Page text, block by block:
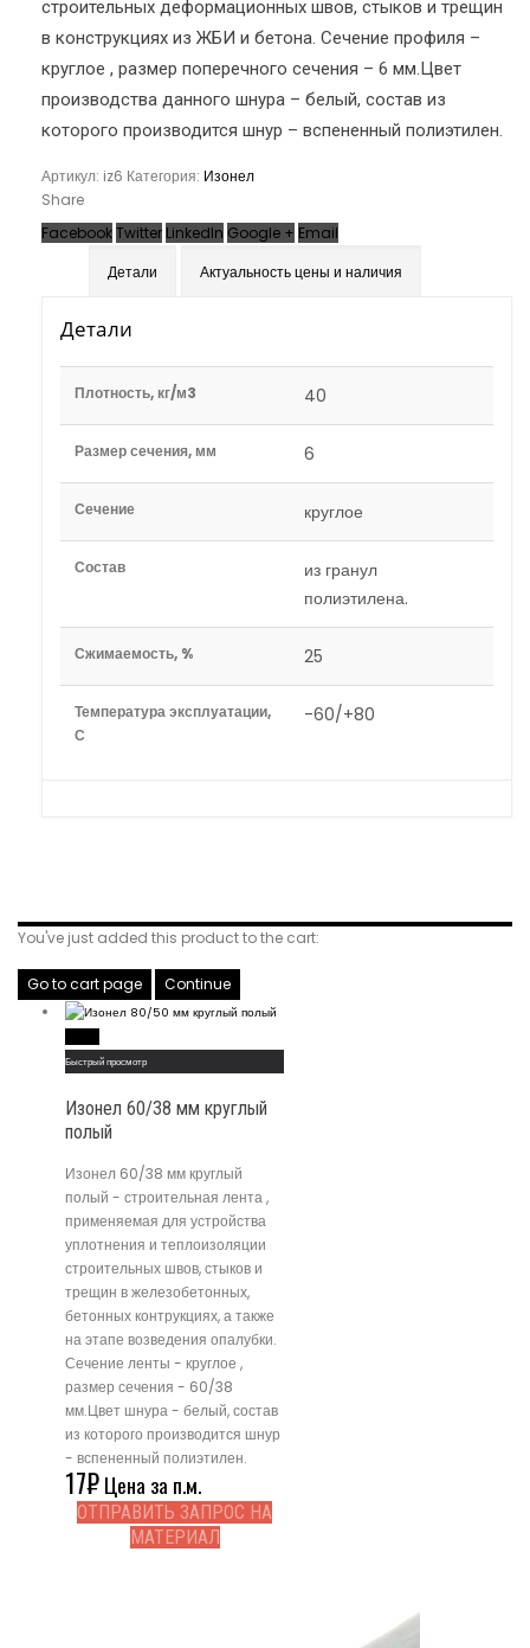
строительных деформационных швов, стыков и трещин
в конструкциях из ЖБИ и бетона. Сечение профиля –
круглое , размер поперечного сечения – 6 мм.Цвет
производства данного шнура – белый, состав из
которого производится шнур – вспененный полиэтилен.
Артикул: iz6 Категория: Изонел
Share
FacebookTwitter LinkedIn Google + Email
Детали
Актуальность цены и наличия
Детали
Плотность, кг/м3 40
Размер сечения, мм 6
Сечение круглое
Состав
из гранул
полиэтилена.
Сжимаемость, % 25
Температура эксплуатации,
С
-60/+80
You've just added this product to the cart:
Go to cart page Continue
Быстрый просмотр
Изонел 60/38 мм круглый
полый
Изонел 60/38 мм круглый
полый - строительная лента ,
применяемая для устройства
уплотнения и теплоизоляции
строительных швов, стыков и
трещин в железобетонных,
бетонных контрукциях, а также
на этапе возведения опалубки.
Сечение ленты - круглое ,
размер сечения - 60/38
мм.Цвет шнура - белый, состав
из которого производится шнур
- вспененный полиэтилен.
17₽Цена за п.м.
ОТПРАВИТЬ ЗАПРОС НА
МАТЕРИАЛ